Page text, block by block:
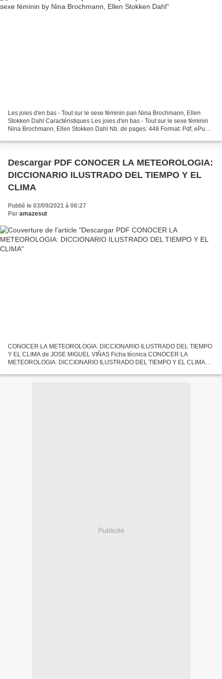
Les joies d'en bas - Tout sur le sexe féminin pan Nina Brochmann, Ellen
Stokken Dahl Caractéristiques Les joies d'en bas - Tout sur le sexe féminin
Nina Brochmann, Ellen Stokken Dahl Nb. de pages: 448 Format: Pdf, ePub,
Descargar PDF CONOCER LA METEOROLOGIA:
DICCIONARIO ILUSTRADO DEL TIEMPO Y EL
CLIMA
Publié le 03/09/2021 à 06:27
Par amazesut
CONOCER LA METEOROLOGIA: DICCIONARIO ILUSTRADO DEL TIEMPO
Y EL CLIMA de JOSE MIGUEL VIÑAS Ficha técnica CONOCER LA
METEOROLOGIA: DICCIONARIO ILUSTRADO DEL TIEMPO Y EL CLIMA
Formatos: Pdf, ePub,...
Publicité